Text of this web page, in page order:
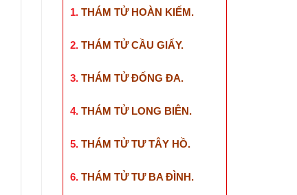
1. THÁM TỬ HOÀN KIẾM.
2. THÁM TỬ CẦU GIẤY.
3. THÁM TỬ ĐỐNG ĐA.
4. THÁM TỬ LONG BIÊN.
5. THÁM TỬ TƯ TÂY HỒ.
6. THÁM TỬ TƯ BA ĐÌNH.